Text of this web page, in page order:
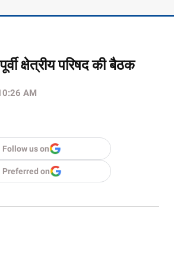
क्षेत्रीय परिषद की बैठक
AM
Follow us on
Preferred on